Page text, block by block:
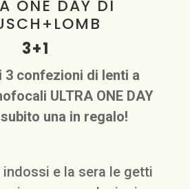
ONE DAY DI
3+1
3 confezioni di lenti a
ULTRA ONE DAY
una in regalo!
indossi e la sera le getti